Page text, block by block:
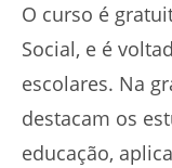
O curso é
Social, e é
escolares. Na
destacam os
educação,